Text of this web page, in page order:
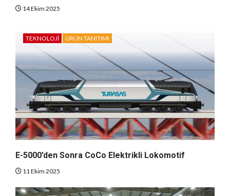
14 Ekim 2025
TEKNOLOJI ÜRÜN TANITIMI
E-5000’den Sonra CoCo Elektrikli Lokomotif
11 Ekim 2025